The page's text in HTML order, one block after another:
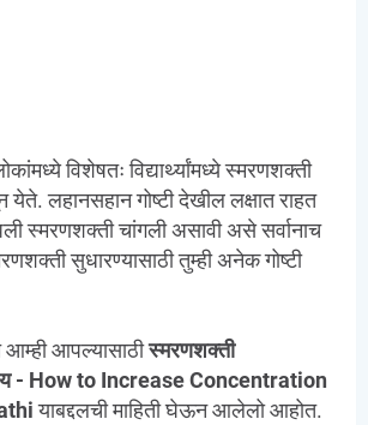
विशेषतः विद्यार्थ्यांमध्ये स्मरणशक्ती
येते. लहानसहान गोष्टी देखील लक्षात राहत
स्मरणशक्ती चांगली असावी असे सर्वानाच
सुधारण्यासाठी तुम्ही अनेक गोष्टी
आपल्यासाठीस्मरणशक्ती
- How to Increase Concentration
याबद्दलची माहिती घेऊन आलेलो आहोत.